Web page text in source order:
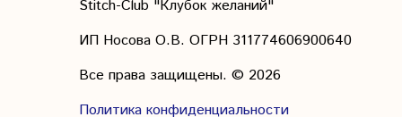
Stitch-Club "Клубок желаний"
ИП Носова О.В. ОГРН 311774606900640
Все права защищены. © 2026
Политика конфиденциальности